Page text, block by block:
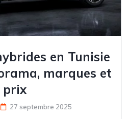
en Tunisie
marques et
prix
27 septembre 2025